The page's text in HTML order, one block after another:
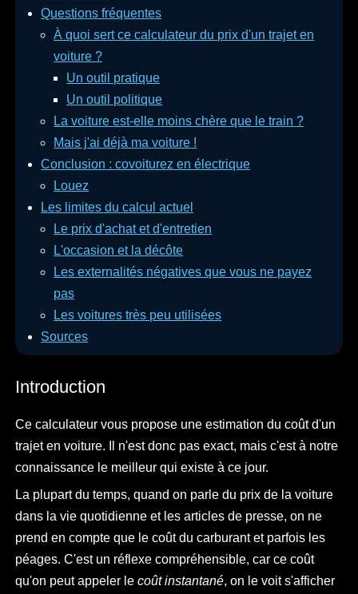
Questions fréquentes
À quoi sert ce calculateur du prix d'un trajet en
voiture ?
Un outil pratique
Un outil politique
La voiture est-elle moins chère que le train ?
Mais j'ai déjà ma voiture !
Conclusion : covoiturez en électrique
Louez
Les limites du calcul actuel
Le prix d'achat et d'entretien
L'occasion et la décôte
Les externalités négatives que vous ne payez
pas
Les voitures très peu utilisées
Sources
Introduction
Ce calculateur vous propose une estimation du coût d'un
trajet en voiture. Il n'est donc pas exact, mais c'est à notre
connaissance le meilleur qui existe à ce jour.
La plupart du temps, quand on parle du prix de la voiture
dans la vie quotidienne et les articles de presse, on ne
prend en compte que le coût du carburant et parfois les
péages. C'est un réflexe compréhensible, car ce coût
qu'on peut appeler lecoût instantané, on le voit s'afficher